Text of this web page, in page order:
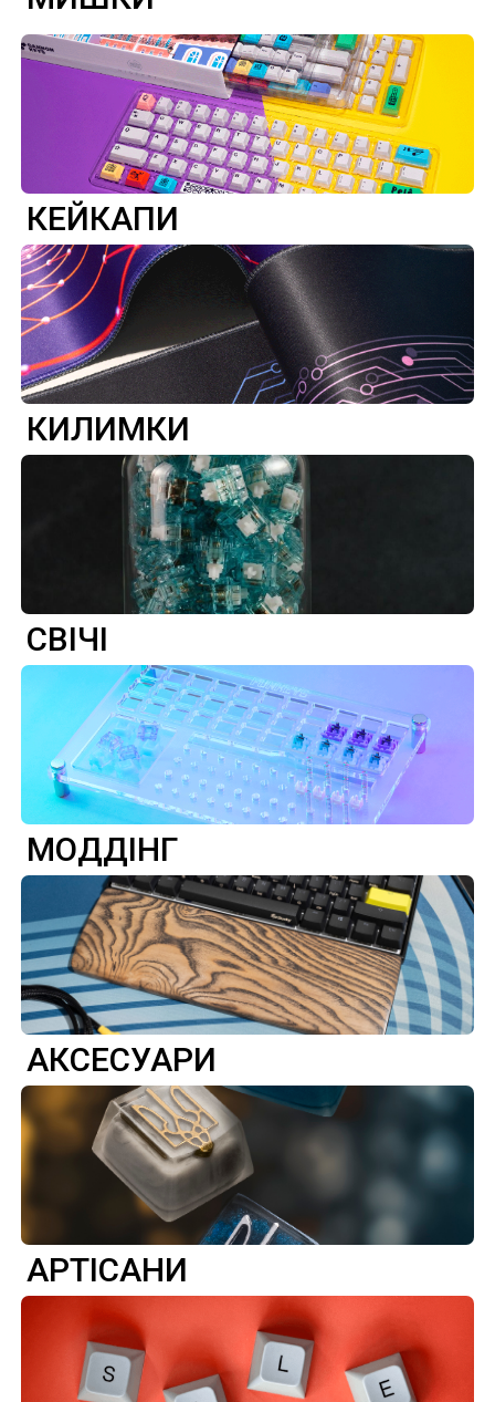
КЕЙКАПИ
КИЛИМКИ
СВІЧІ
МОДДІНГ
АКСЕСУАРИ
АРТІСАНИ